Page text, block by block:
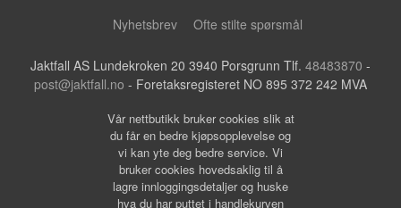
Nyhetsbrev
Ofte stilte spørsmål
Jaktfall AS Lundekroken 20 3940 Porsgrunn Tlf. 48483870 -
post@jaktfall.no - Foretaksregisteret NO 895 372 242 MVA
Vår nettbutikk bruker cookies slik at
du får en bedre kjøpsopplevelse og
vi kan yte deg bedre service. Vi
bruker cookies hovedsaklig til å
lagre innloggingsdetaljer og huske
hva du har puttet i handlekurven